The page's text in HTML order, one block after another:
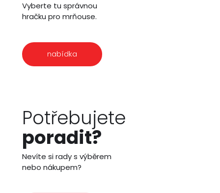
Vyberte tu správnou
hračku pro mrňouse.
nabídka
Potřebujete
poradit?
Nevíte si rady s výběrem
nebo nákupem?